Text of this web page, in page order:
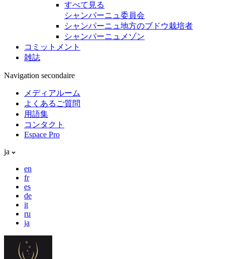
すべて見る
シャンパーニュ委員会
シャンパーニュ地方のブドウ栽培者
シャンパーニュメゾン
コミットメント
雑誌
Navigation secondaire
メディアルーム
よくあるご質問
用語集
コンタクト
Espace Pro
ja
en
fr
es
de
it
ru
ja